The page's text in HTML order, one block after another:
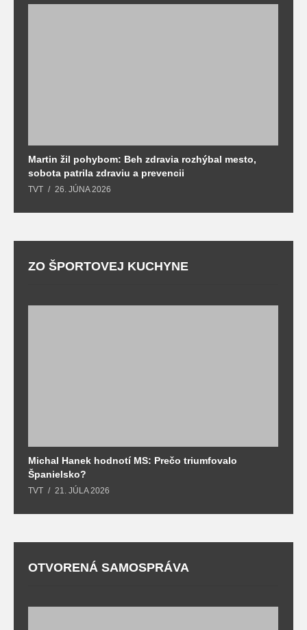
Martin žil pohybom: Beh zdravia rozhýbal mesto,
sobota patrila zdraviu a prevencii
TVT 26. JÚNA 2026
ZO ŠPORTOVEJ KUCHYNE
Michal Hanek hodnotí MS: Prečo triumfovalo
Španielsko?
TVT 21. JÚLA 2026
OTVORENÁ SAMOSPRÁVA